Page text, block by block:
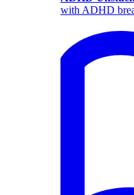
with ADHD